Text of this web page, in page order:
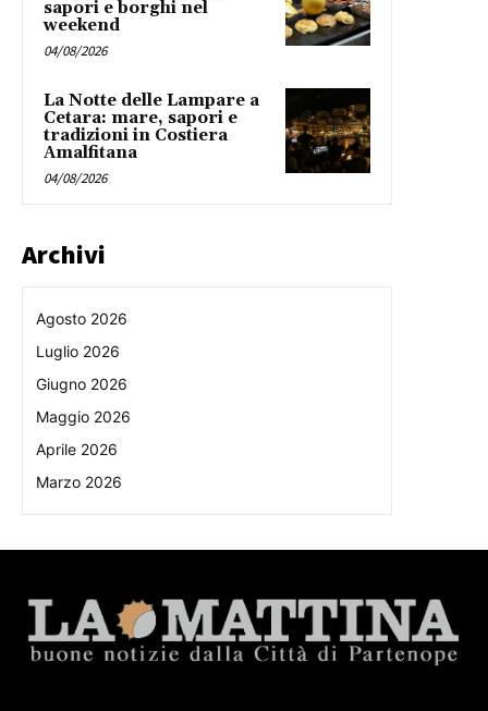
sapori e borghi nel
weekend
04/08/2026
La Notte delle Lampare a
Cetara: mare, sapori e
tradizioni in Costiera
Amalfitana
04/08/2026
Archivi
Agosto 2026
Luglio 2026
Giugno 2026
Maggio 2026
Aprile 2026
Marzo 2026